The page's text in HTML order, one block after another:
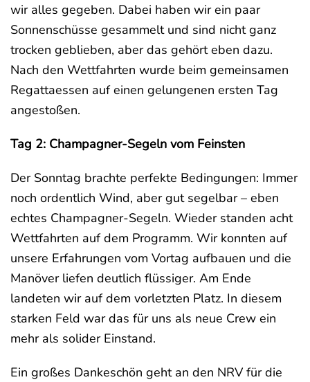
wir alles gegeben. Dabei haben wir ein paar
Sonnenschüsse gesammelt und sind nicht ganz
trocken geblieben, aber das gehört eben dazu.
Nach den Wettfahrten wurde beim gemeinsamen
Regattaessen auf einen gelungenen ersten Tag
angestoßen.
Tag 2: Champagner-Segeln vom Feinsten
Der Sonntag brachte perfekte Bedingungen: Immer
noch ordentlich Wind, aber gut segelbar – eben
echtes Champagner-Segeln. Wieder standen acht
Wettfahrten auf dem Programm. Wir konnten auf
unsere Erfahrungen vom Vortag aufbauen und die
Manöver liefen deutlich flüssiger. Am Ende
landeten wir auf dem vorletzten Platz. In diesem
starken Feld war das für uns als neue Crew ein
mehr als solider Einstand.
Ein großes Dankeschön geht an den NRV für die